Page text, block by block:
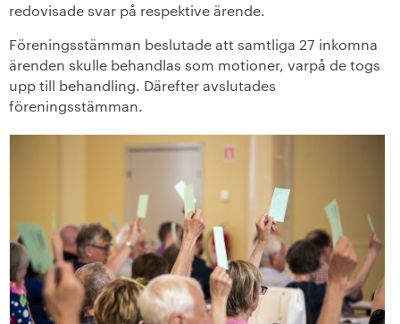
redovisade svar på respektive ärende.
Föreningsstämman beslutade att samtliga 27 inkomna
ärenden skulle behandlas som motioner, varpå de togs
upp till behandling. Därefter avslutades
föreningsstämman.